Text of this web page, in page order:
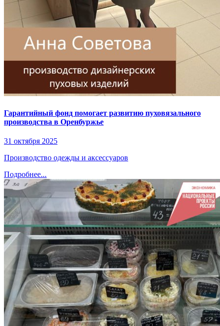
Гарантийный фонд помогает развитию пуховязального
производства в Оренбуржье
31 октября 2025
Производство одежды и аксессуаров
Подробнее...